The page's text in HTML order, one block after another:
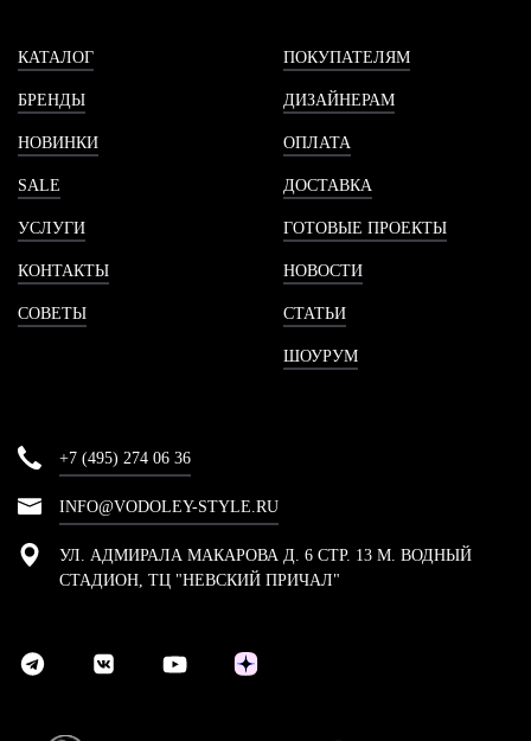
КАТАЛОГ
БРЕНДЫ
НОВИНКИ
SALE
УСЛУГИ
КОНТАКТЫ
СОВЕТЫ
ПОКУПАТЕЛЯМ
ДИЗАЙНЕРАМ
ОПЛАТА
ДОСТАВКА
ГОТОВЫЕ ПРОЕКТЫ
НОВОСТИ
СТАТЬИ
ШОУРУМ
+7 (495) 274 06 36
INFO@VODOLEY-STYLE.RU
УЛ. АДМИРАЛА МАКАРОВА Д. 6 СТР. 13 М. ВОДНЫЙ
СТАДИОН, ТЦ "НЕВСКИЙ ПРИЧАЛ"